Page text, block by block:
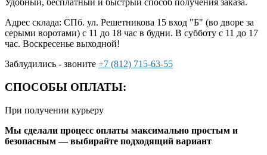
Удобный, бесплатный и быстрый способ получения заказа.
Адрес склада: СПб. ул. Решетникова 15 вход "Б" (во дворе за
серыми воротами) с 11 до 18 час в будни. В субботу с 11 до 17
час. Воскресенье выходной!
Заблудились - звоните +7 (812) 715-63-55
СПОСОБЫ ОПЛАТЫ:
При получении курьеру
Мы сделали процесс оплаты максимально простым и
безопасным — выбирайте подходящий вариант